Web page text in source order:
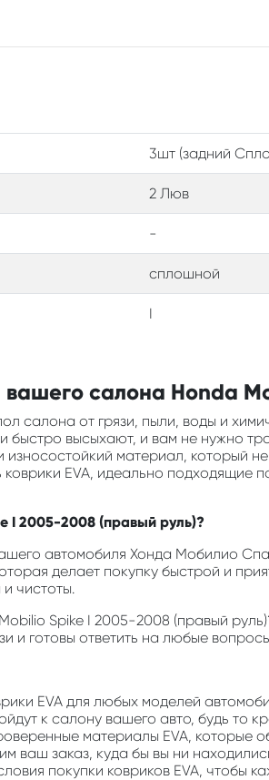
3шт (задний
2 Люв
-
сплошной
I
вашего салона Honda
салона от грязи, пыли, воды и
быстро высыхают, и вам не нужно
износостойкий материал, который
коврики EVA, идеально
I 2005-2008 (правый руль)?
автомобиля Хонда Мобилио
делает покупку быстрой и
чистоты.
Spike I 2005-2008 (правый
и готовы ответить на любые
EVA для любых моделей
к салону вашего авто, будь то
материалы EVA,
ваш заказ, куда бы вы ни
покупки ковриков EVA, чтобы